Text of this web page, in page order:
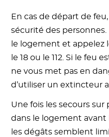
En cas de départ de
sécurité des
le logement et appelez
le 18 ou le 112. Si le feu
ne vous met pas en
d’utiliser un extincteur
Une fois les secours
dans le logement
les dégâts semblent